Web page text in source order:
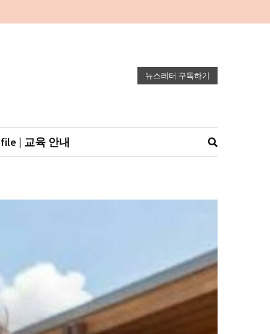
뉴스레터 구독하기
| 교육 안내